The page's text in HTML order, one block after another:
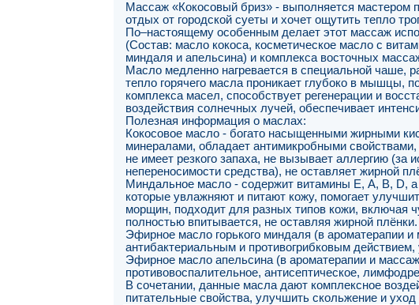
Массаж «Кокосовый бриз» - выполняется мастером
отдых от городской суеты и хочет ощутить тепло
По–настоящему особенным делает этот массаж
(Состав: масло кокоса, косметическое масло с
миндаля и апельсина) и комплекса восточных
Масло медленно нагревается в специальной чаше,
тепло горячего масла проникает глубоко в мышцы,
комплекса масел, способствует регенерации и
воздействия солнечных лучей, обеспечивает
Полезная информация о маслах:
Кокосовое масло - богато насыщенными жирными
минералами, обладает антимикробными
не имеет резкого запаха, не вызывает аллергию (за
непереносимости средства), не оставляет жирной
Миндальное масло - содержит витамины Е, А, В, D,
которые увлажняют и питают кожу, помогает
морщин, подходит для разных типов кожи, включая
полностью впитывается, не оставляя жирной плёнки.
Эфирное масло горького миндаля (в ароматерапии
антибактериальным и противогрибковым
Эфирное масло апельсина (в ароматерапии и
противовоспалительное, антисептическое,
В сочетании, данные масла дают комплексное
питательные свойства, улучшить скольжение и